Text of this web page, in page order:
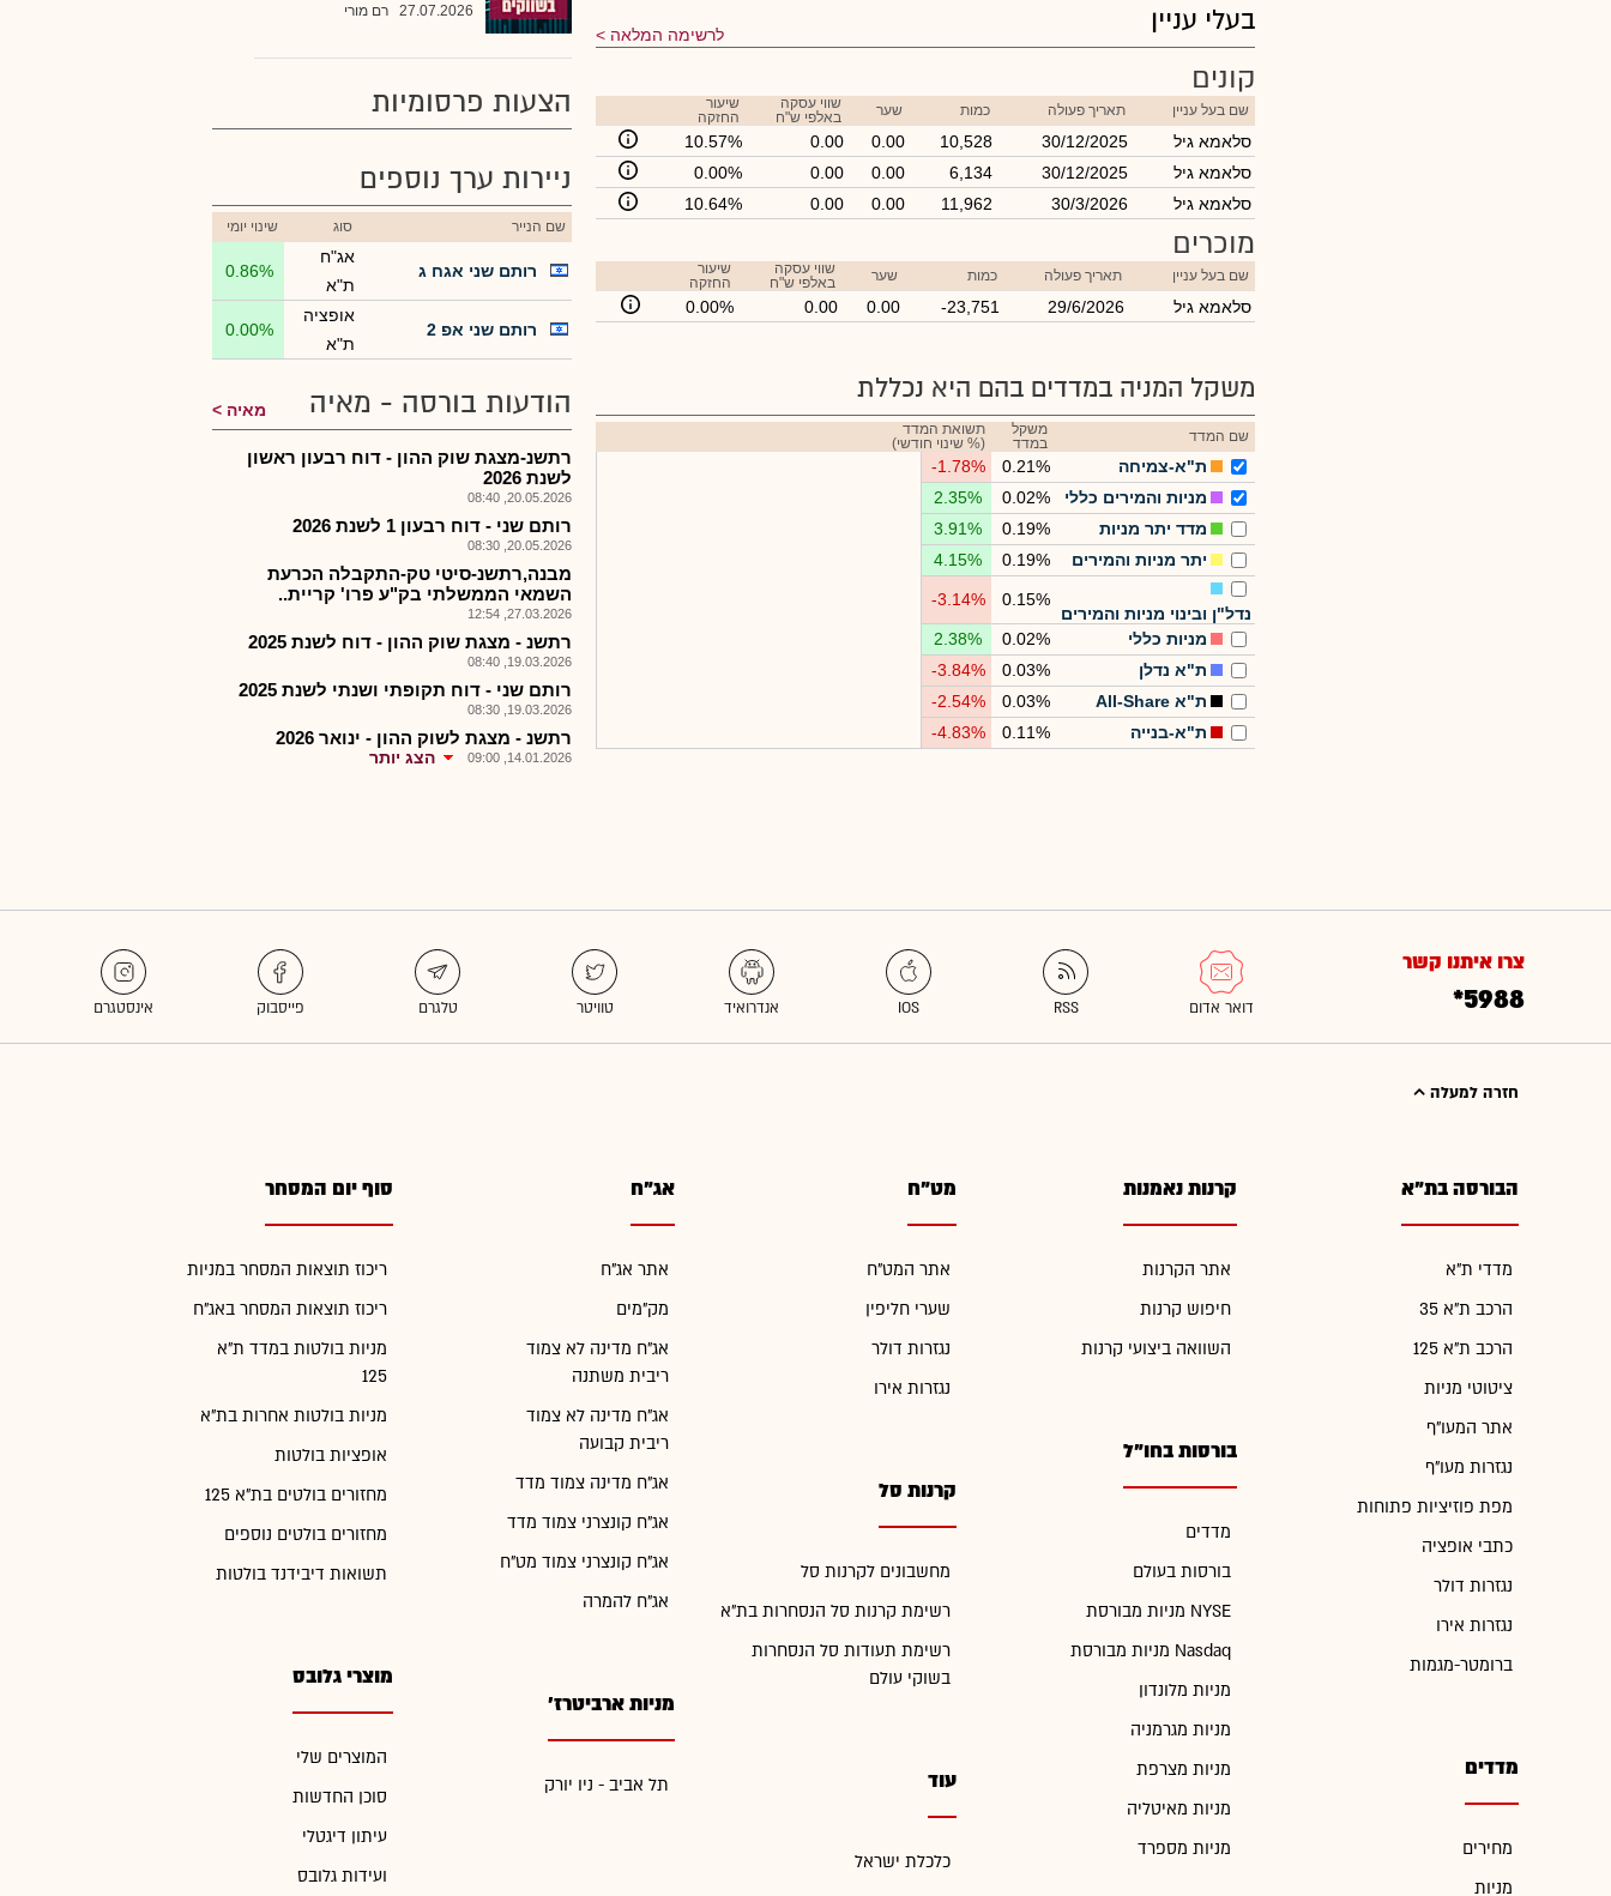
בעלי עניין לרשימה המלאה
קונים
שם בעל עניין תאריך פעולה כמות שער
שווי עסקה
באלפי ש"ח
שיעור
החזקה
סלאמא גיל 30/12/2025
10,528
0.00
0.00
10.57%
סלאמא גיל
30/12/2025
6,134
0.00
0.00
0.00%
סלאמא גיל
30/3/2026
11,962
0.00
0.00
10.64%
מוכרים
שם בעל עניין תאריך פעולה כמות שער
שווי עסקה
באלפי ש"ח
שיעור
החזקה
סלאמא גיל 29/6/2026
-23,751
0.00
0.00
0.00%
משקל המניה במדדים בהם היא נכללת
שם המדד
משקל
במדד
תשואת המדד
(% שינוי חודשי)
ת"א-צמיחה 0.21%
-1.78%
מניות והמירים כללי
0.02%
2.35%
מדד יתר מניות
0.19%
3.91%
יתר מניות והמירים
0.19%
4.15%
נדל"ן ובינוי מניות והמירים
0.15%
-3.14%
מניות כללי 0.02%
2.38%
ת"א נדלן
0.03%
-3.84%
ת"א All-Share
0.03%
-2.54%
ת"א-בנייה
0.11%
-4.83%
27.07.2026 רם מורי
הצעות פרסומיות
ניירות ערך נוספים
שם הנייר סוג שינוי יומי
רותם שני אגח ג
אג"ח
ת"א
0.86%
רותם שני אפ 2
אופציה
ת"א
0.00%
הודעות בורסה - מאיה מאיה
רתשנ-מצגת שוק ההון - דוח רבעון ראשון
לשנת 2026
20.05.2026, 08:40
רותם שני - דוח רבעון 1 לשנת 2026
20.05.2026, 08:30
מבנה,רתשנ-סיטי טק-התקבלה הכרעת
השמאי הממשלתי בק"ע פרו' קריית..
27.03.2026, 12:54
רתשנ - מצגת שוק ההון - דוח לשנת 2025
19.03.2026, 08:40
רותם שני - דוח תקופתי ושנתי לשנת 2025
19.03.2026, 08:30
רתשנ - מצגת לשוק ההון - ינואר 2026
14.01.2026, 09:00 הצג יותר
צרו איתנו קשר
*5988
חזרה למעלה
הבורסה בת"א
מדדי ת"א
הרכב ת"א 35
הרכב ת"א 125
ציטוטי מניות
אתר המעו"ף
נגזרות מעו"ף
מפת פוזיציות פתוחות
כתבי אופציה
נגזרות דולר
נגזרות אירו
ברומטר-מגמות
מדדים
מחירים
מניות
קרנות נאמנות
אתר הקרנות
חיפוש קרנות
השוואה ביצועי קרנות
בורסות בחו"ל
מדדים
בורסות בעולם
מניות מבורסת NYSE
מניות מבורסת Nasdaq
מניות מלונדון
מניות מגרמניה
מניות מצרפת
מניות מאיטליה
מניות מספרד
מט"ח
אתר המט"ח
שערי חליפין
נגזרות דולר
נגזרות אירו
קרנות סל
מחשבונים לקרנות סל
רשימת קרנות סל הנסחרות בת"א
רשימת תעודות סל הנסחרות
בשוקי עולם
עוד
כלכלת ישראל
אג"ח
אתר אג"ח
מק"מים
אג"ח מדינה לא צמוד
ריבית משתנה
אג"ח מדינה לא צמוד
ריבית קבועה
אג"ח מדינה צמוד מדד
אג"ח קונצרני צמוד מדד
אג"ח קונצרני צמוד מט"ח
אג"ח להמרה
מניות ארביטרז'
תל אביב - ניו יורק
סוף יום המסחר
ריכוז תוצאות המסחר במניות
ריכוז תוצאות המסחר באג"ח
מניות בולטות במדד ת"א
125
מניות בולטות אחרות בת"א
אופציות בולטות
מחזורים בולטים בת"א 125
מחזורים בולטים נוספים
תשואות דיבידנד בולטות
מוצרי גלובס
המוצרים שלי
סוכן החדשות
עיתון דיגטלי
ועידות גלובס